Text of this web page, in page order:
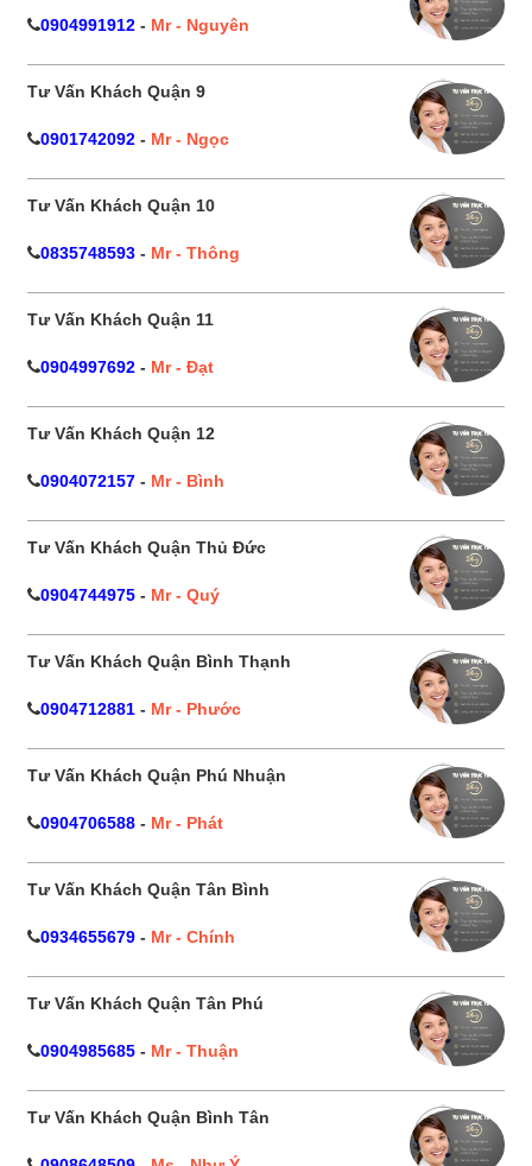
0904991912 - Mr - Nguyên
Tư Vấn Khách Quận 9
0901742092 - Mr - Ngọc
Tư Vấn Khách Quận 10
0835748593 - Mr - Thông
Tư Vấn Khách Quận 11
0904997692 - Mr - Đạt
Tư Vấn Khách Quận 12
0904072157 - Mr - Bình
Tư Vấn Khách Quận Thủ Đức
0904744975 - Mr - Quý
Tư Vấn Khách Quận Bình Thạnh
0904712881 - Mr - Phước
Tư Vấn Khách Quận Phú Nhuận
0904706588 - Mr - Phát
Tư Vấn Khách Quận Tân Bình
0934655679 - Mr - Chính
Tư Vấn Khách Quận Tân Phú
0904985685 - Mr - Thuận
Tư Vấn Khách Quận Bình Tân